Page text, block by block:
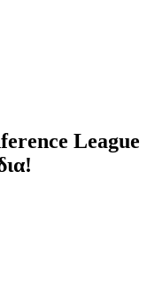
League